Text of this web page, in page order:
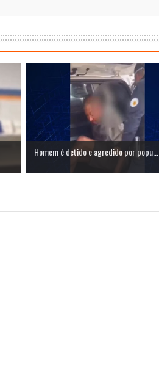
Homem é detido e agredido por popu...